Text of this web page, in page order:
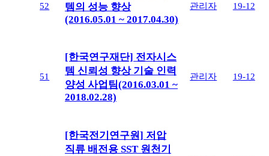
52
템의 성능 향상
(2016.05.01 ~ 2017.04.30)
관리자 19-12
51
[한국연구재단] 전자시스
템 신뢰성 향상 기술 인력
양성 사업팀(2016.03.01 ~
2018.02.28)
관리자 19-12
[한국전기연구원] 저압
직류 배전용 SST 원천기